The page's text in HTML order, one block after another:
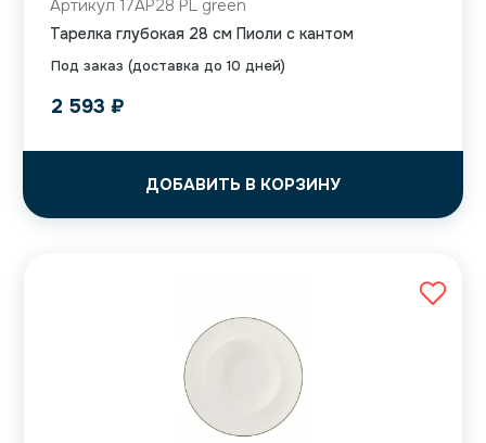
Под заказ (доставка до 10 дней)
Артикул 17AP28 PL green
Тарелка глубокая 28 см Пиоли с кантом
2 593 ₽
ДОБАВИТЬ В КОРЗИНУ